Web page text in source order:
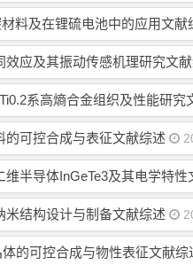
料及在锂硫电池中的应用文献
效应及其振动传感机理研究文
系高熵合金组织及性能研究
的可控合成与表征文献综述
维半导体InGeTe3及其电学特性
米结构设计与制备文献综述
的可控合成与物性表征文献综